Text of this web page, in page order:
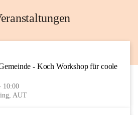
AUG
- Koch Workshop für coole
10:00
AUT